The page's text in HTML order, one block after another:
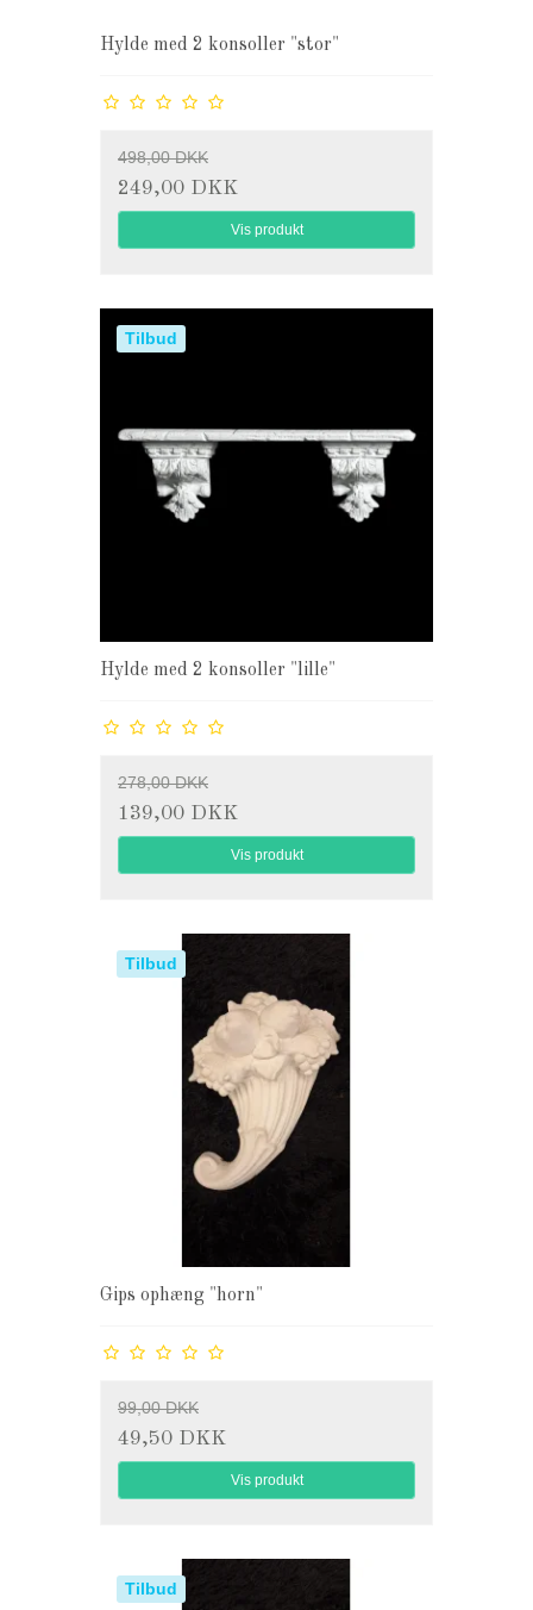
Hylde med 2 konsoller "stor"
498,00 DKK
249,00 DKK
Vis produkt
Tilbud
Hylde med 2 konsoller "lille"
278,00 DKK
139,00 DKK
Vis produkt
Tilbud
Gips ophæng "horn"
99,00 DKK
49,50 DKK
Vis produkt
Tilbud